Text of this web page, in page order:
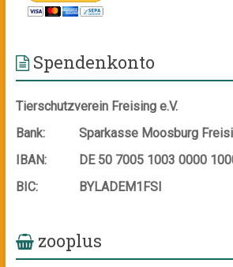
Spendenkonto
Tierschutzverein Freising e.V.
Bank:
Sparkasse Moosburg
IBAN:
DE 50 7005 1003 0000
BIC:
BYLADEM1FSI
zooplus